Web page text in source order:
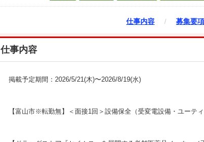
仕事内容 / 募集要項
仕事内容
掲載予定期間：2026/5/21(木)〜2026/8/19(水)
【富山市※転勤無】＜面接1回＞設備保全（受変電設備・ユーテ